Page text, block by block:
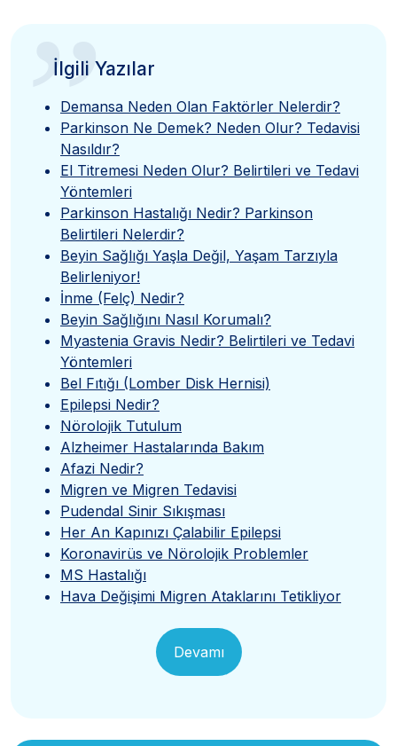
”
İlgili Yazılar
Demansa Neden Olan Faktörler Nelerdir?
Parkinson Ne Demek? Neden Olur? Tedavisi
Nasıldır?
El Titremesi Neden Olur? Belirtileri ve Tedavi
Yöntemleri
Parkinson Hastalığı Nedir? Parkinson
Belirtileri Nelerdir?
Beyin Sağlığı Yaşla Değil, Yaşam Tarzıyla
Belirleniyor!
İnme (Felç) Nedir?
Beyin Sağlığını Nasıl Korumalı?
Myastenia Gravis Nedir? Belirtileri ve Tedavi
Yöntemleri
Bel Fıtığı (Lomber Disk Hernisi)
Epilepsi Nedir?
Nörolojik Tutulum
Alzheimer Hastalarında Bakım
Afazi Nedir?
Migren ve Migren Tedavisi
Pudendal Sinir Sıkışması
Her An Kapınızı Çalabilir Epilepsi
Koronavirüs ve Nörolojik Problemler
MS Hastalığı
Hava Değişimi Migren Ataklarını Tetikliyor
Devamı